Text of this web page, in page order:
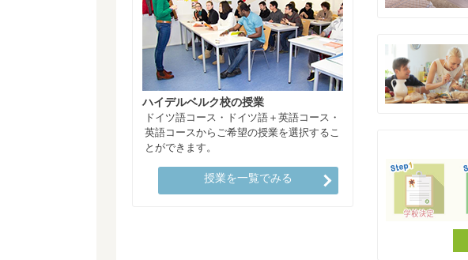
ハイデルベルク校の授業
ドイツ語コース・ドイツ語＋英語コース・
英語コースからご希望の授業を選択するこ
とができます。
授業を一覧でみる